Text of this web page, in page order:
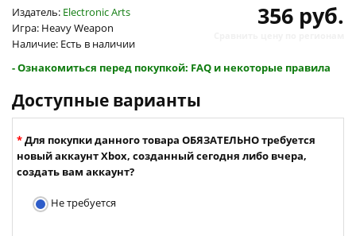
Издатель: Electronic Arts
Игра: Heavy Weapon
Наличие: Есть в наличии
356 руб.
- Ознакомиться перед покупкой: FAQ и некоторые правила
Доступные варианты
Для покупки данного товара ОБЯЗАТЕЛЬНО требуется
новый аккаунт Xbox, созданный сегодня либо вчера,
создать вам аккаунт?
Не требуется